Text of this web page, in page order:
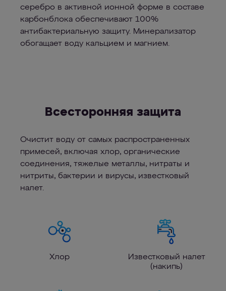
серебро в активной ионной форме в составе
карбонблока обеспечивают 100%
антибактериальную защиту. Минерализатор
обогащает воду кальцием и магнием.
Всесторонняя защита
Очистит воду от самых распространенных
примесей, включая хлор, органические
соединения, тяжелые металлы, нитраты и
нитриты, бактерии и вирусы, известковый
налет.
Хлор
Известковый налет
(накипь)